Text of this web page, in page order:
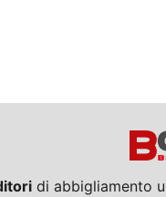
di abbigliamento